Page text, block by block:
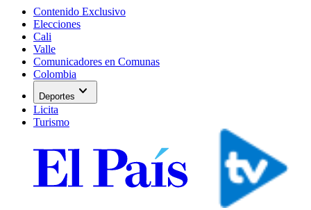
Contenido Exclusivo
Elecciones
Cali
Valle
Comunicadores en Comunas
Colombia
Deportes expand_more
Licita
Turismo